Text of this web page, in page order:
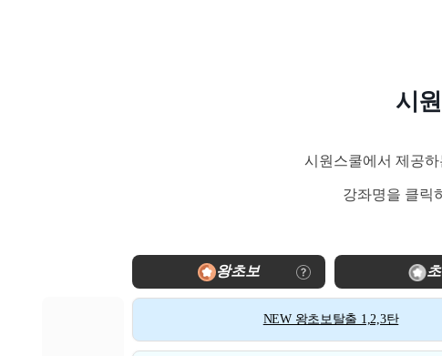
시
시원스쿨에서 제공
강좌명을 클릭
왕초보
NEW 왕초보탈출 1,2,3탄